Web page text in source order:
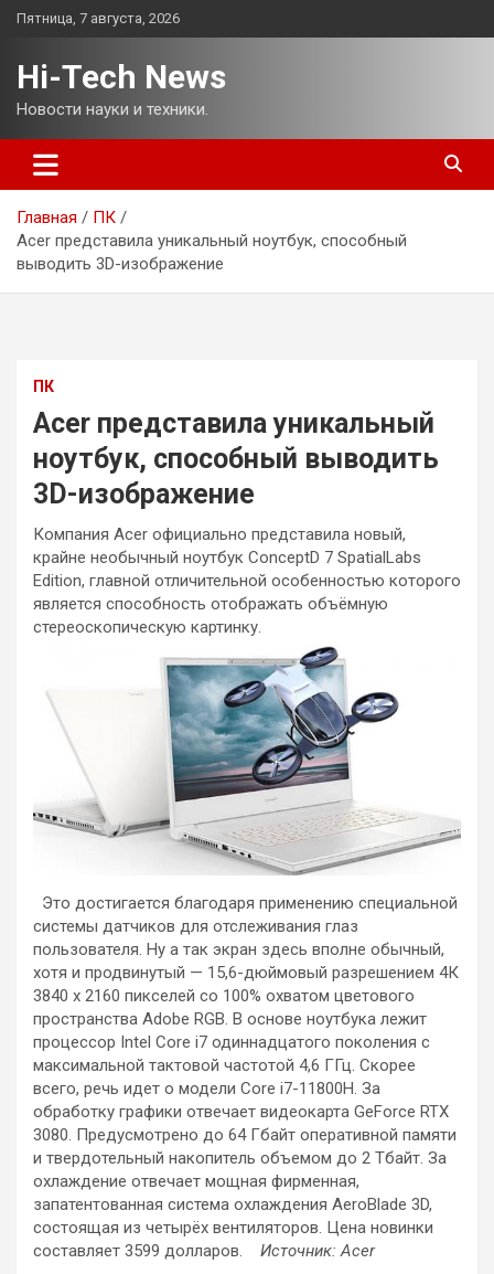
Перейти
Пятница, 7 августа, 2026
Hi-Tech News
Новости науки и техники.
Главная
ПК
Acer представила уникальный ноутбук, способный
выводить 3D-изображение
ПК
Acer представила уникальный
ноутбук, способный выводить
3D-изображение
Компания Acer официально представила новый,
крайне необычный ноутбук ConceptD 7 SpatialLabs
Edition, главной отличительной особенностью которого
является способность отображать объёмную
стереоскопическую картинку.
Это достигается благодаря применению специальной
системы датчиков для отслеживания глаз
пользователя. Ну а так экран здесь вполне обычный,
хотя и продвинутый — 15,6-дюймовый разрешением 4К
3840 х 2160 пикселей со 100% охватом цветового
пространства Adobe RGB. В основе ноутбука лежит
процессор Intel Core i7 одиннадцатого поколения с
максимальной тактовой частотой 4,6 ГГц. Скорее
всего, речь идет о модели Core i7-11800H. За
обработку графики отвечает видеокарта GeForce RTX
3080. Предусмотрено до 64 Гбайт оперативной памяти
и твердотельный накопитель объемом до 2 Тбайт. За
охлаждение отвечает мощная фирменная,
запатентованная система охлаждения AeroBlade 3D,
состоящая из четырёх вентиляторов. Цена новинки
составляет 3599 долларов. Источник: Acer